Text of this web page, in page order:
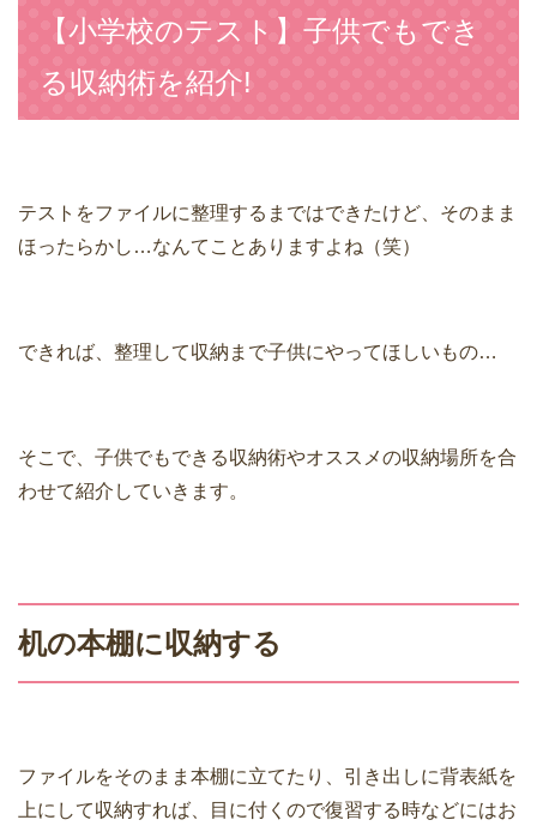
【小学校のテスト】子供でもでき
る収納術を紹介!
テストをファイルに整理するまではできたけど、そのまま
ほったらかし…なんてことありますよね（笑）
できれば、整理して収納まで子供にやってほしいもの…
そこで、子供でもできる収納術やオススメの収納場所を合
わせて紹介していきます。
机の本棚に収納する
ファイルをそのまま本棚に立てたり、引き出しに背表紙を
上にして収納すれば、目に付くので復習する時などにはお